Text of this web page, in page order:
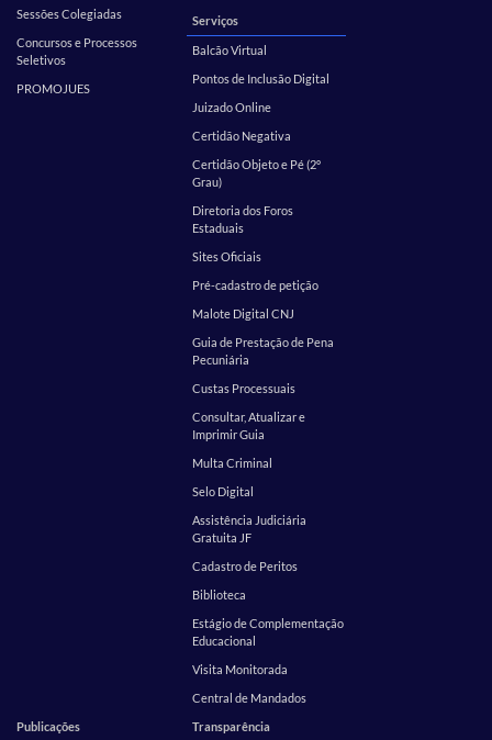
Sessões Colegiadas
Concursos e Processos
Seletivos
PROMOJUES
Serviços
Balcão Virtual
Pontos de Inclusão Digital
Juizado Online
Certidão Negativa
Certidão Objeto e Pé (2º
Grau)
Diretoria dos Foros
Estaduais
Sites Oficiais
Pré-cadastro de petição
Malote Digital CNJ
Guia de Prestação de Pena
Pecuniária
Custas Processuais
Consultar, Atualizar e
Imprimir Guia
Multa Criminal
Selo Digital
Assistência Judiciária
Gratuita JF
Cadastro de Peritos
Biblioteca
Estágio de Complementação
Educacional
Visita Monitorada
Central de Mandados
Publicações
Transparência